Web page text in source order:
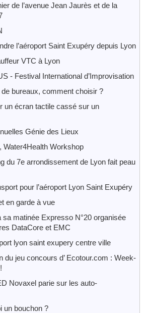
de l’avenue Jean Jaurès et de la
l’aéroport Saint Exupéry depuis Lyon
VTC à Lyon
- Festival International d’Improvisation
bureaux, comment choisir ?
un écran tactile cassé sur un
Génie des Lieux
Water4Health Workshop
du 7e arrondissement de Lyon fait peau
pour l’aéroport Lyon Saint Exupéry
en garde à vue
sa matinée Expresso N°20 organisée
DataCore et EMC
lyon saint exupery centre ville
du jeu concours d’ Ecotour.com : Week-
Novaxel parie sur les auto-
un bouchon ?